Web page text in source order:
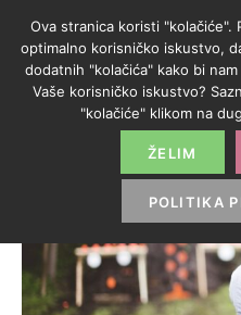
Ova stranica koristi "kolačiće".
optimalno korisničko iskustvo,
dodatnih "kolačića" kako bi
Vaše korisničko iskustvo?
"kolačiće" klikom na
ŽELIM
POLITIKA